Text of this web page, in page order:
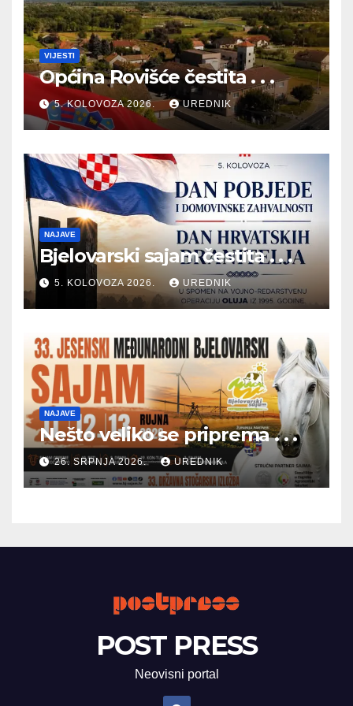
VIJESTI
Općina Rovišće čestita . . .
5. KOLOVOZA 2026. UREDNIK
NAJAVE
Bjelovarski sajam čestita . . .
5. KOLOVOZA 2026. UREDNIK
NAJAVE
Nešto veliko se priprema . . .
26. SRPNJA 2026. UREDNIK
POST PRESS
Neovisni portal